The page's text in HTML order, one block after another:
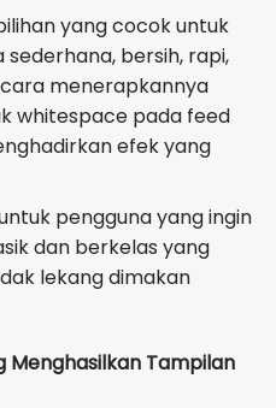
yang cocok untuk
bersih, rapi,
menerapkannya
whitespace pada feed
efek yang
pengguna yang ingin
dan berkelas yang
lekang dimakan
Tampilan